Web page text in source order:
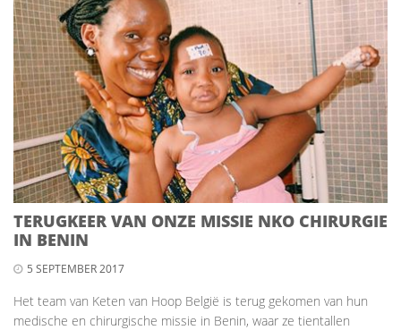
TERUGKEER VAN ONZE MISSIE NKO CHIRURGIE
IN BENIN
5 SEPTEMBER 2017
Het team van Keten van Hoop België is terug gekomen van hun
medische en chirurgische missie in Benin, waar ze tientallen